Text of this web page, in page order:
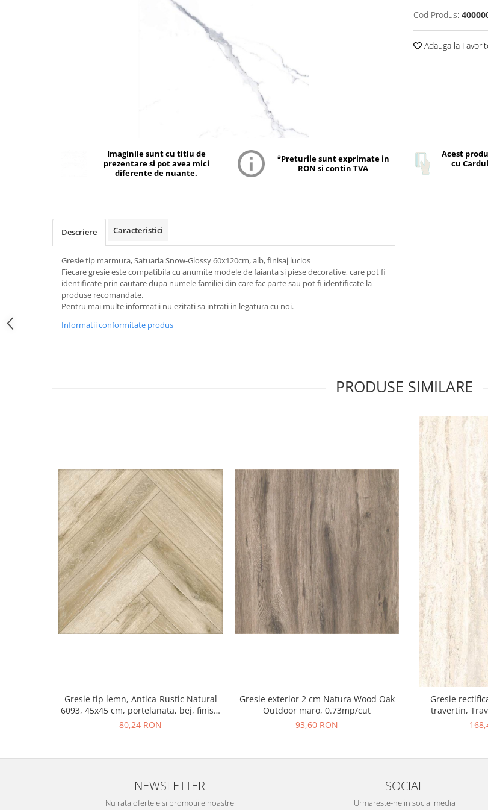
Cod Produs:
Adauga la
Imaginile sunt cu titlu de
prezentare si pot avea mici
diferente de nuante.
*Preturile sunt exprimate in
RON si contin TVA
Acest
cu
Descriere Caracteristici
Gresie tip marmura, Satuaria Snow-Glossy 60x120cm, alb, finisaj lucios
Fiecare gresie este compatibila cu anumite modele de faianta si piese decorative, care pot fi
identificate prin cautare dupa numele familiei din care fac parte sau pot fi identificate la
produse recomandate.
Pentru mai multe informatii nu ezitati sa intrati in legatura cu noi.
Informatii conformitate produs
PRODUSE SIMILARE
Gresie tip lemn, Antica-Rustic Natural
6093, 45x45 cm, portelanata, bej, finisaj
mat
80,24 RON
Gresie exterior 2 cm Natura Wood Oak
Outdoor maro, 0.73mp/cut
93,60 RON
Gresie
travertin,
25621011,
NEWSLETTER
Nu rata ofertele si promotiile noastre
SOCIAL
Urmareste-ne in social media